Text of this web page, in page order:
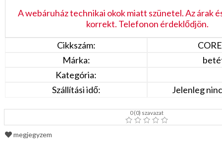
Termékeink
Akciók
Dokumentumok
Kapcsolat
Segítség
A webáruház technikai okok miatt szünetel. Az árak
korrekt. Telefonon érdeklődjön.
Cikkszám:
Márka:
Kategória:
Szállítási idő:
Jelenleg
0(0) szavazat
megjegyzem